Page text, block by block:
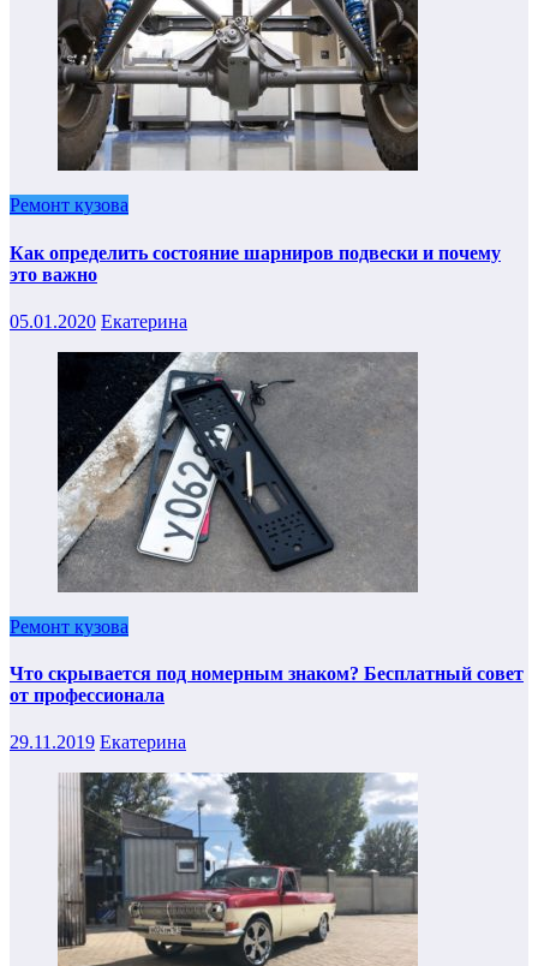
Ремонт кузова
Как определить состояние шарниров подвески и почему
это важно
05.01.2020 Екатерина
Ремонт кузова
Что скрывается под номерным знаком? Бесплатный совет
от профессионала
29.11.2019 Екатерина